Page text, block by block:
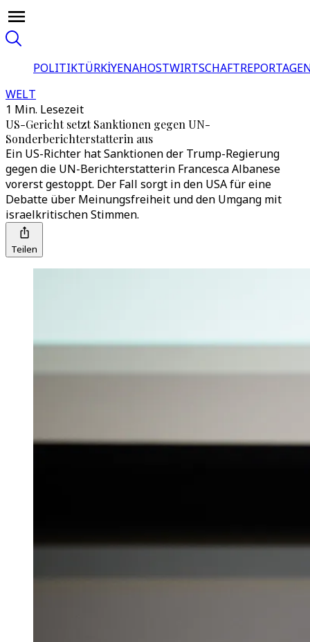
POLITIKTÜRKİYENAHOSTWIRTSCHAFT
WELT
1 Min. Lesezeit
US-Gericht setzt Sanktionen gegen UN-
Sonderberichterstatterin aus
Ein US-Richter hat Sanktionen der Trump-Regierung
gegen die UN-Berichterstatterin Francesca Albanese
vorerst gestoppt. Der Fall sorgt in den USA für eine
Debatte über Meinungsfreiheit und den Umgang mit
israelkritischen Stimmen.
Teilen